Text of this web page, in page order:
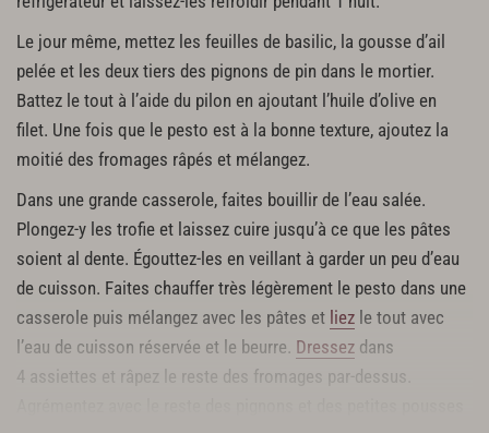
Le jour même, mettez les feuilles de basilic, la gousse d’ail
pelée et les deux tiers des pignons de pin dans le mortier.
Battez le tout à l’aide du pilon en ajoutant l’huile d’olive en
filet. Une fois que le pesto est à la bonne texture, ajoutez la
moitié des fromages râpés et mélangez.
Dans une grande casserole, faites bouillir de l’eau salée.
Plongez-y les trofie et laissez cuire jusqu’à ce que les pâtes
soient al dente. Égouttez-les en veillant à garder un peu d’eau
de cuisson. Faites chauffer très légèrement le pesto dans une
casserole puis mélangez avec les pâtes et liez le tout avec
l’eau de cuisson réservée et le beurre. Dressez dans
4 assiettes et râpez le reste des fromages par-dessus.